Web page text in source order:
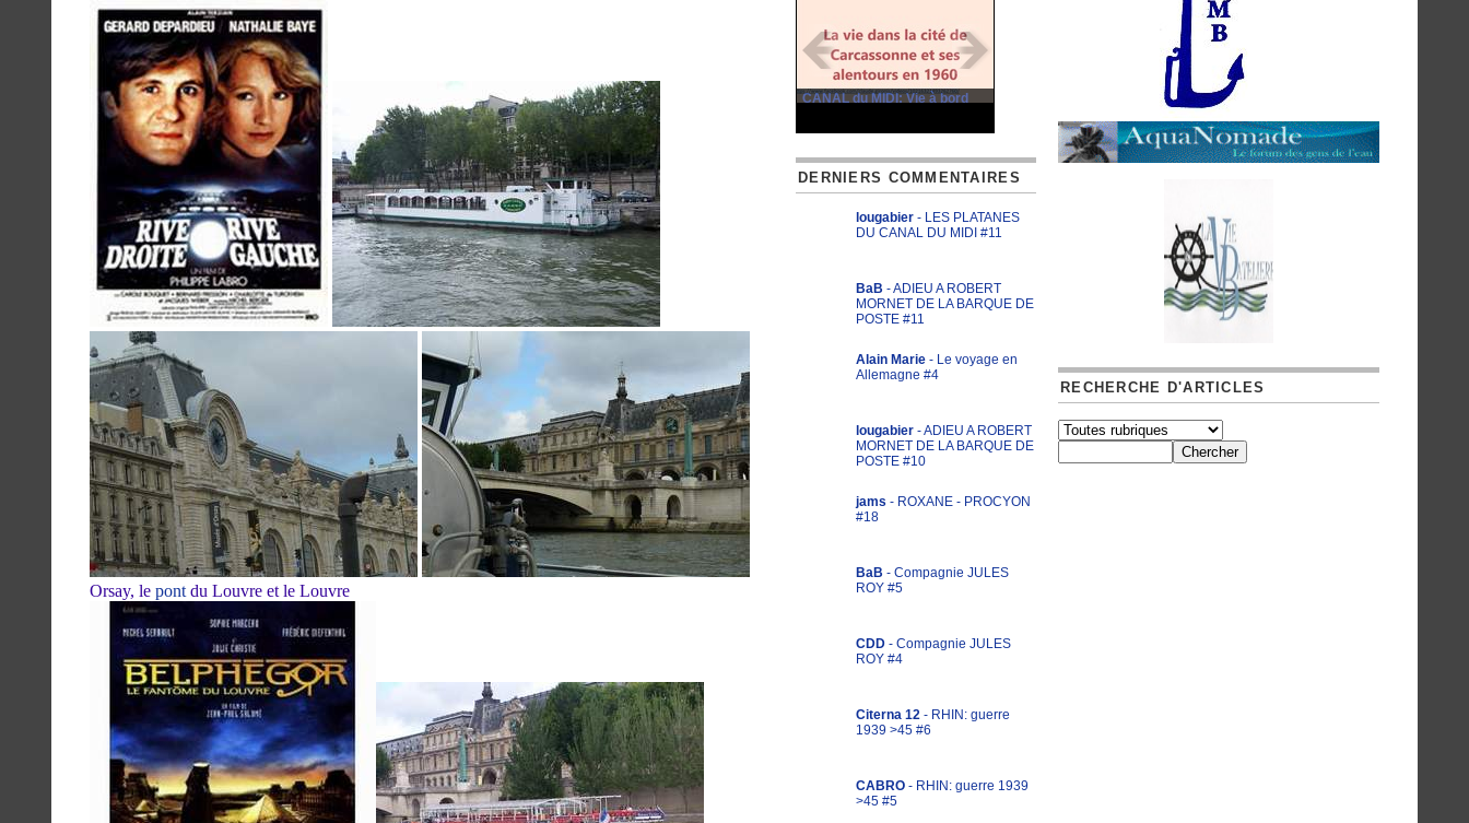
Orsay, le pont du Louvre et le Louvre
CANAL du MIDI: Vie à bord
DERNIERS COMMENTAIRES
lougabier - LES PLATANES
DU CANAL DU MIDI #11
BaB - ADIEU A ROBERT
MORNET DE LA BARQUE DE
POSTE #11
Alain Marie - Le voyage en
Allemagne #4
lougabier - ADIEU A ROBERT
MORNET DE LA BARQUE DE
POSTE #10
jams - ROXANE - PROCYON
#18
BaB - Compagnie JULES
ROY #5
CDD - Compagnie JULES
ROY #4
Citerna 12 - RHIN: guerre
1939 >45 #6
CABRO - RHIN: guerre 1939
>45 #5
RECHERCHE D'ARTICLES